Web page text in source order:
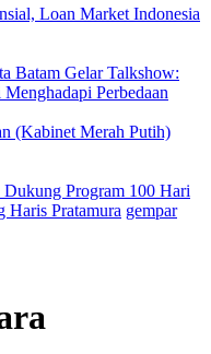
Loan Market Indonesia
Batam Gelar Talkshow:
Perbedaan
(Kabinet Merah Putih)
Program 100 Hari
Pratamura gempar